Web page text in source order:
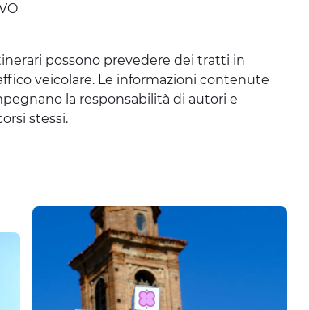
possono prevedere dei tratti in
veicolare. Le informazioni contenute
la responsabilità di autori e
stessi.